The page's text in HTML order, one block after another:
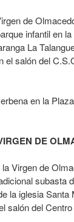
de
infantil en
La
el salón del
en la
DE
Virgen de
subasta
la iglesia Santa
salón del